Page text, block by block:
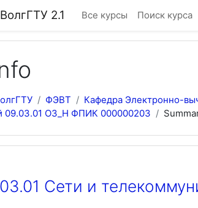
2.1 Все курсы Поиск курса
ФЭВТ Кафедра Электронно-
09.03.01 ОЗ_Н ФПИК 000000203
Сети и